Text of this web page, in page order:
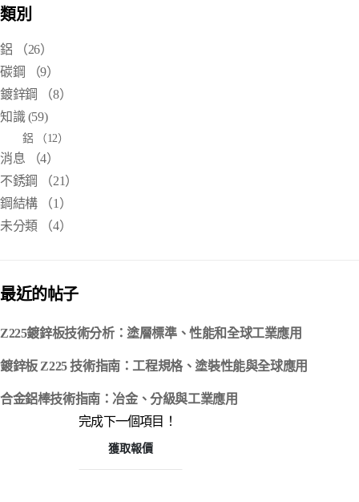
類別
鋁 （26）
碳鋼 （9）
鍍鋅鋼
（8）
知識(59)
鋁 （12）
消息 （4）
不銹鋼
（21）
鋼結構（1）
未分類 （4）
最近的帖子
Z225鍍鋅板技術分析：塗層標準、性能和全球工業應用
鍍鋅板 Z225 技術指南：工程規格、塗裝性能與全球應用
合金鋁棒技術指南：冶金、分級與工業應用
完成下一個項目！
獲取報價